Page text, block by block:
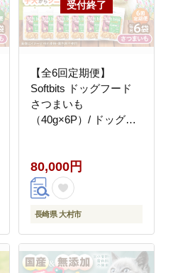
【全6回定期便】
Softbits ドッグフード
さつまいも
（40g×6P）/ ドッグフ
村市 / サポート
[ACAM041]
80,000円
長崎県 大村市